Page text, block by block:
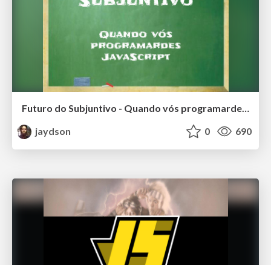
Futuro do Subjuntivo - Quando vós programardes JavaScript
jaydson
0 690